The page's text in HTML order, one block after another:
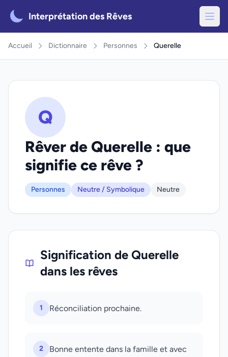
Interprétation des Rêves
Accueil Dictionnaire Personnes Querelle
Q
Rêver de Querelle : que
signifie ce rêve ?
Personnes Neutre / Symbolique Neutre
Signification de Querelle
dans les rêves
1 Réconciliation prochaine.
2
Bonne entente dans la famille et avec